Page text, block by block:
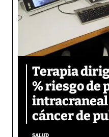
Terapia
% riesgo de
intracraneal
cáncer de
SALUD